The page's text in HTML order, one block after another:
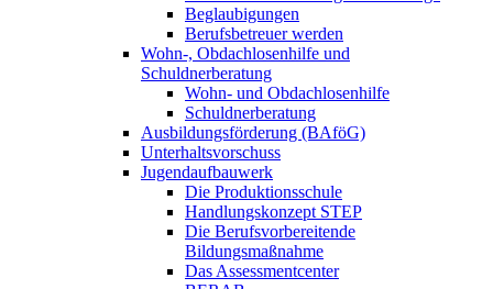
Beglaubigungen
Berufsbetreuer werden
Wohn-, Obdachlosenhilfe und
Schuldnerberatung
Wohn- und Obdachlosenhilfe
Schuldnerberatung
Ausbildungsförderung (BAföG)
Unterhaltsvorschuss
Jugendaufbauwerk
Die Produktionsschule
Handlungskonzept STEP
Die Berufsvorbereitende
Bildungsmaßnahme
Das Assessmentcenter